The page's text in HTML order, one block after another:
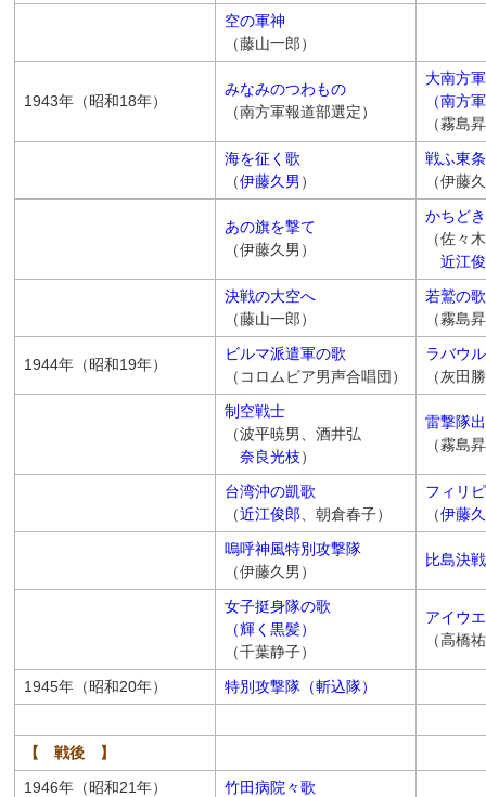
空の軍神
（藤山一郎）
1943年（昭和18年）
みなみのつわもの
（南方軍報道部選定）
大南方
（南方
（霧島
海を征く歌
（伊藤久男 ）
戦ふ東
（伊藤
あの旗を撃て
（伊藤久男）
かちど
（佐々
近江
決戦の大空へ
（藤山一郎）
若鷲の
（霧島
1944年（昭和19年）
ビルマ派遣軍の歌
（コロムビア男声合唱団）
ラバウ
（灰田
制空戦士
（波平暁男、酒井弘
奈良光枝）
雷撃隊
（霧島
台湾沖の凱歌
（近江俊郎 、朝倉春子）
フィリ
（伊藤
嗚呼神風特別攻撃隊
（伊藤久男）
比島決
女子挺身隊の歌
（輝く黒髪）
（千葉静子）
アイウ
（高橋
1945年（昭和20年） 特別攻撃隊（斬込隊）
【 戦後 】
1946年（昭和21年）
竹田病院々歌